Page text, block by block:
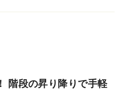
階段の昇り降りで手軽